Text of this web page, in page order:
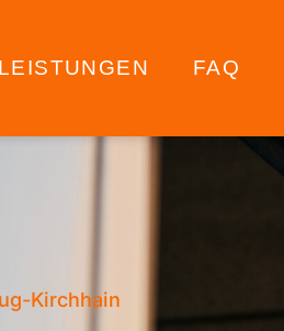
LEISTUNGEN FAQ
Kirchhain